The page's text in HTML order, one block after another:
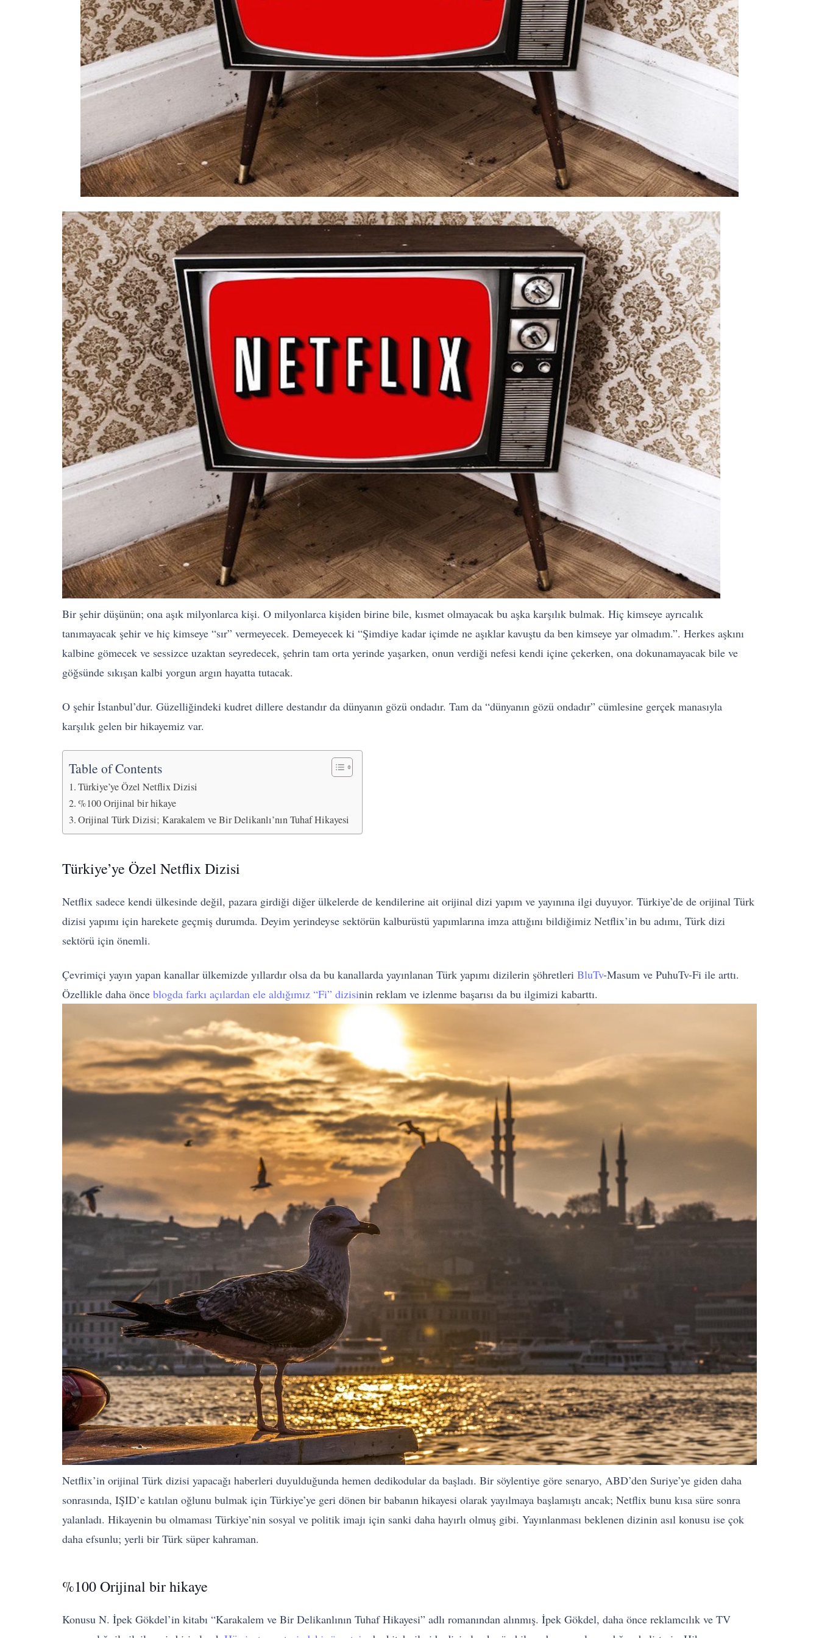
Bir şehir düşünün; ona aşık milyonlarca kişi. O milyonlarca kişiden birine bile, kısmet olmayacak bu aşka karşılık bulmak. Hiç kimseye ayrıcalık
tanımayacak şehir ve hiç kimseye “sır” vermeyecek. Demeyecek ki “Şimdiye kadar içimde ne aşıklar kavuştu da ben kimseye yar olmadım.”. Herkes aşkını
kalbine gömecek ve sessizce uzaktan seyredecek, şehrin tam orta yerinde yaşarken, onun verdiği nefesi kendi içine çekerken, ona dokunamayacak bile ve
göğsünde sıkışan kalbi yorgun argın hayatta tutacak.
O şehir İstanbul’dur. Güzelliğindeki kudret dillere destandır da dünyanın gözü ondadır. Tam da “dünyanın gözü ondadır” cümlesine gerçek manasıyla
karşılık gelen bir hikayemiz var.
Table of Contents
Türkiye’ye Özel Netflix Dizisi
%100 Orijinal bir hikaye
Orijinal Türk Dizisi; Karakalem ve Bir Delikanlı’nın Tuhaf Hikayesi
Türkiye’ye Özel Netflix Dizisi
Netflix sadece kendi ülkesinde değil, pazara girdiği diğer ülkelerde de kendilerine ait orijinal dizi yapım ve yayınına ilgi duyuyor. Türkiye’de de orijinal Türk
dizisi yapımı için harekete geçmiş durumda. Deyim yerindeyse sektörün kalburüstü yapımlarına imza attığını bildiğimiz Netflix’in bu adımı, Türk dizi
sektörü için önemli.
Çevrimiçi yayın yapan kanallar ülkemizde yıllardır olsa da bu kanallarda yayınlanan Türk yapımı dizilerin şöhretleri BluTv-Masum ve PuhuTv-Fi ile arttı.
Özellikle daha önce blogda farkı açılardan ele aldığımız “Fi” dizisinin reklam ve izlenme başarısı da bu ilgimizi kabarttı.
Netflix’in orijinal Türk dizisi yapacağı haberleri duyulduğunda hemen dedikodular da başladı. Bir söylentiye göre senaryo, ABD’den Suriye’ye giden daha
sonrasında, IŞID’e katılan oğlunu bulmak için Türkiye’ye geri dönen bir babanın hikayesi olarak yayılmaya başlamıştı ancak; Netflix bunu kısa süre sonra
yalanladı. Hikayenin bu olmaması Türkiye’nin sosyal ve politik imajı için sanki daha hayırlı olmuş gibi. Yayınlanması beklenen dizinin asıl konusu ise çok
daha efsunlu; yerli bir Türk süper kahraman.
%100 Orijinal bir hikaye
Konusu N. İpek Gökdel’in kitabı “Karakalem ve Bir Delikanlının Tuhaf Hikayesi” adlı romanından alınmış. İpek Gökdel, daha önce reklamcılık ve TV